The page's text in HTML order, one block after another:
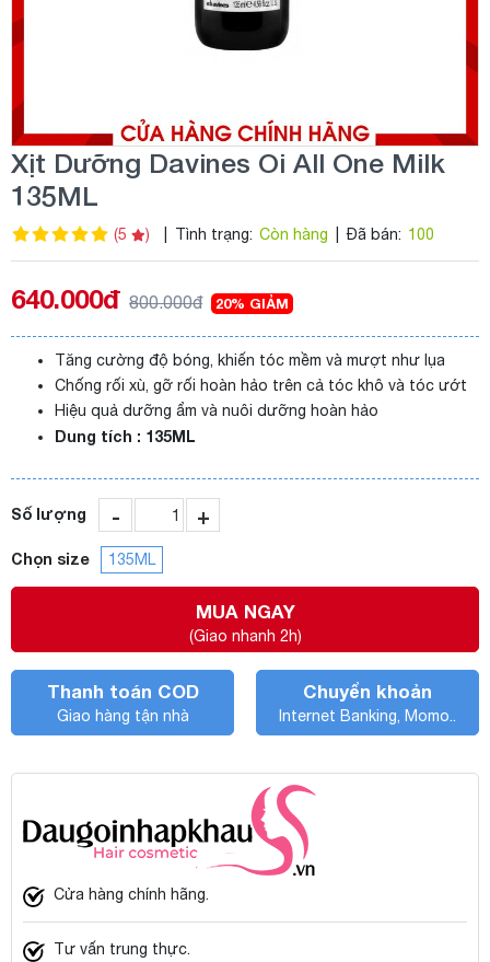
Xịt Dưỡng Davines Oi All One Milk
135ML
(5 ) Tình trạng: Còn hàng Đã bán: 100
640.000đ 800.000đ 20% GIẢM
Tăng cường độ bóng, khiến tóc mềm và mượt như lụa
Chống rối xù, gỡ rối hoàn hảo trên cả tóc khô và tóc ướt
Hiệu quả dưỡng ẩm và nuôi dưỡng hoàn hảo
Dung tích : 135ML
Số lượng - +
Chọn size 135ML
MUA NGAY
(Giao nhanh 2h)
Thanh toán COD
Giao hàng tận nhà
Chuyển khoản
Internet Banking, Momo..
Cửa hàng chính hãng.
Tư vấn trung thực.